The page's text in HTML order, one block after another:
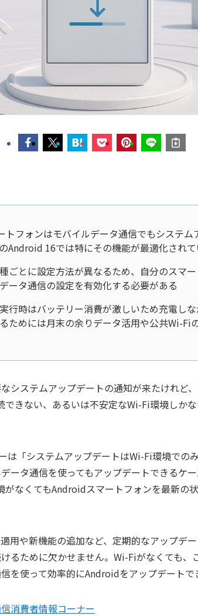
トフォンはモバイルデータ通信でもシステム
Android 16では特にその機能が最適化されて
ごとに設定方法が異なるため、自分のスマ
ータ通信の設定を有効化する必要がある
行時はバッテリー消費が激しいため充電し
ためには月末の余りデータ活用や公共Wi-Fi
システムアップデートの通知が来たけれど
できない、あるいは不安定なWi-Fi環境しか
は「システムアップデートはWi-Fi環境での
ータ通信を使ってもアップデートできるケ
がなくてもAndroidスマートフォンを最新の
用や新機能の追加など、定期的なアップデ
るために欠かせません。Wi-Fiがなくても、
を使って効率的にAndroidをアップデートで
消費者情報コーナー